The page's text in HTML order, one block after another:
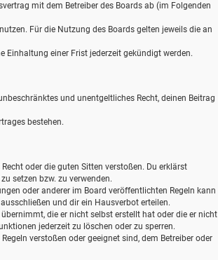
mit dem Betreiber des Boards ab (im Folgenden
Für die Nutzung des Boards gelten jeweils die an
Einhaltung einer Frist jederzeit gekündigt werden.
und unentgeltliches Recht, deinen Beitrag
bestehen.
oder die guten Sitten verstoßen. Du erklärst
setzen bzw. zu verwenden.
oder anderer im Board veröffentlichten Regeln kann
und dir ein Hausverbot erteilen.
die er nicht selbst erstellt hat oder die er nicht
jederzeit zu löschen oder zu sperren.
verstoßen oder geeignet sind, dem Betreiber oder